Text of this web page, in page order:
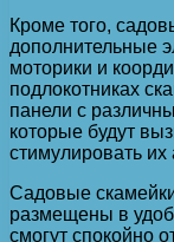
Кроме того,
дополнительные
моторики и
подлокотниках
панели с
которые будут
стимулировать их
Садовые
размещены в
смогут спокойно